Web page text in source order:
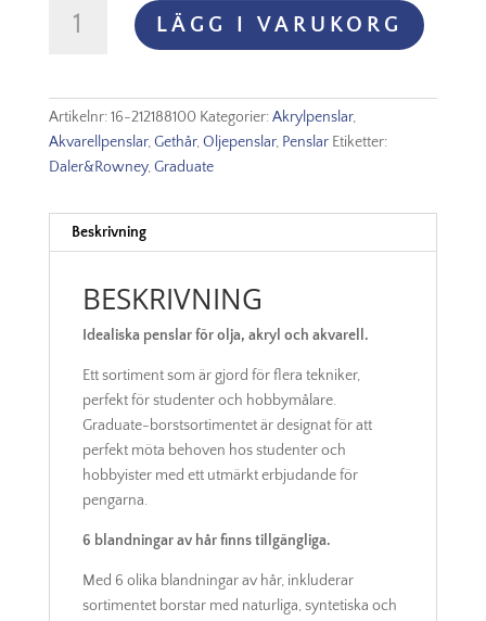
Black
Mop
LÄGG I VARUKORG
Artikelnr:16-212188100 Kategorier:Akrylpenslar,
Akvarellpenslar,Gethår,Oljepenslar, Penslar Etiketter:
Daler&Rowney,Graduate
Beskrivning
BESKRIVNING
Idealiska penslar för olja, akryl och akvarell.
Ett sortiment som är gjord för flera tekniker,
perfekt för studenter och hobbymålare.
Graduate-borstsortimentet är designat för att
perfekt möta behoven hos studenter och
hobbyister med ett utmärkt erbjudande för
pengarna.
6 blandningar av hår finns tillgängliga.
Med 6 olika blandningar av hår, inkluderar
sortimentet borstar med naturliga, syntetiska och